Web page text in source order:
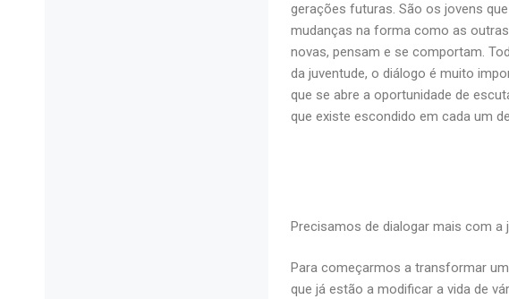
gerações futuras. São os jovens
mudanças na forma como as
novas, pensam e se comportam.
da juventude, o diálogo é muito
que se abre a oportunidade de
que existe escondido em cada um
Precisamos de dialogar mais com a
Para começarmos a transformar
que já estão a modificar a vida de